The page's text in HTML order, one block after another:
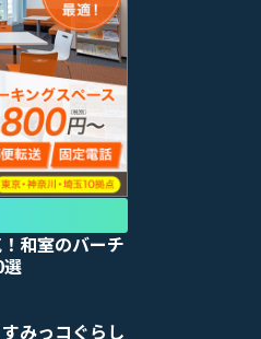
和室のバーチ
選
みっコぐらし